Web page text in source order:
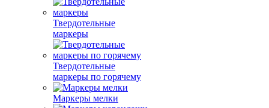
Твердотельные
маркеры
Твердотельные
маркеры по горячему
Маркеры мелки